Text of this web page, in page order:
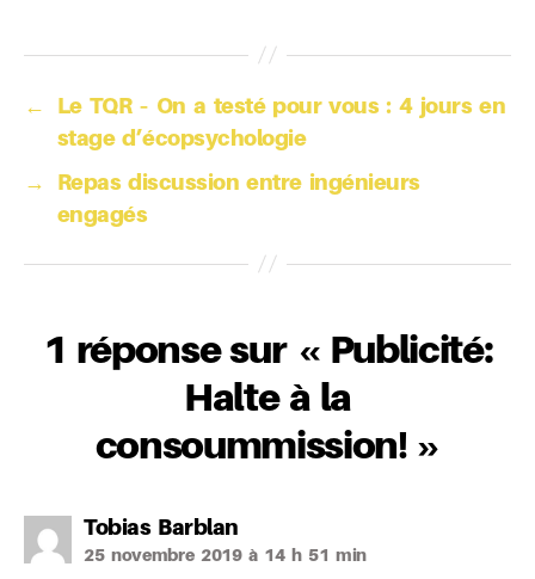
←
Le TQR – On a testé pour vous : 4 jours en
stage d’écopsychologie
→
Repas discussion entre ingénieurs
engagés
1 réponse sur « Publicité:
Halte à la
consoummission! »
Tobias Barblandit :
25 novembre 2019 à 14 h 51 min